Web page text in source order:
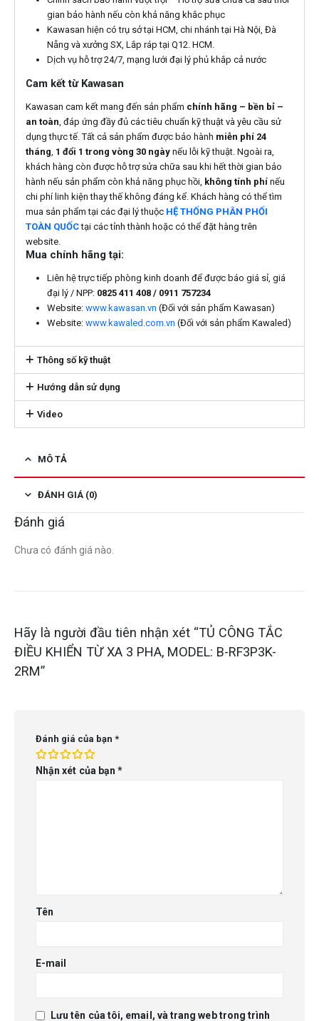
gian bảo hành nếu còn khả năng khắc phục
Kawasan hiện có trụ sở tại HCM, chi nhánh tại Hà Nội, Đà
Nẵng và xưởng SX, Lắp ráp tại Q12. HCM.
Dịch vụ hỗ trợ 24/7, mạng lưới đại lý phủ khắp cả nước
Cam kết từ Kawasan
Kawasan cam kết mang đến sản phẩm chính hãng – bền bỉ –
an toàn, đáp ứng đầy đủ các tiêu chuẩn kỹ thuật và yêu cầu sử
dụng thực tế. Tất cả sản phẩm được bảo hành miễn phí 24
tháng, 1 đổi 1 trong vòng 30 ngày nếu lỗi kỹ thuật. Ngoài ra,
khách hàng còn được hỗ trợ sửa chữa sau khi hết thời gian bảo
hành nếu sản phẩm còn khả năng phục hồi, không tính phí nếu
chi phí linh kiện thay thế không đáng kể. Khách hàng có thể tìm
mua sản phẩm tại các đại lý thuộc HỆ THỐNG PHÂN PHỐI
TOÀN QUỐCtại các tỉnh thành hoặc có thể đặt hàng trên
website.
Mua chính hãng tại:
Liên hệ trực tiếp phòng kinh doanh để được báo giá sỉ, giá
đại lý / NPP: 0825 411 408 / 0911 757234
Website: www.kawasan.vn (Đối với sản phẩm Kawasan)
Website: www.kawaled.com.vn (Đối với sản phẩm Kawaled)
Thông số kỹ thuật
Hướng dẫn sử dụng
Video
MÔ TẢ
ĐÁNH GIÁ (0)
Đánh giá
Chưa có đánh giá nào.
Hãy là người đầu tiên nhận xét “TỦ CÔNG TẮC
ĐIỀU KHIỂN TỪ XA 3 PHA, MODEL: B-RF3P3K-
2RM”
Đánh giá của bạn *
Nhận xét của bạn*
Tên
E-mail
Lưu tên của tôi, email, và trang web trong trình